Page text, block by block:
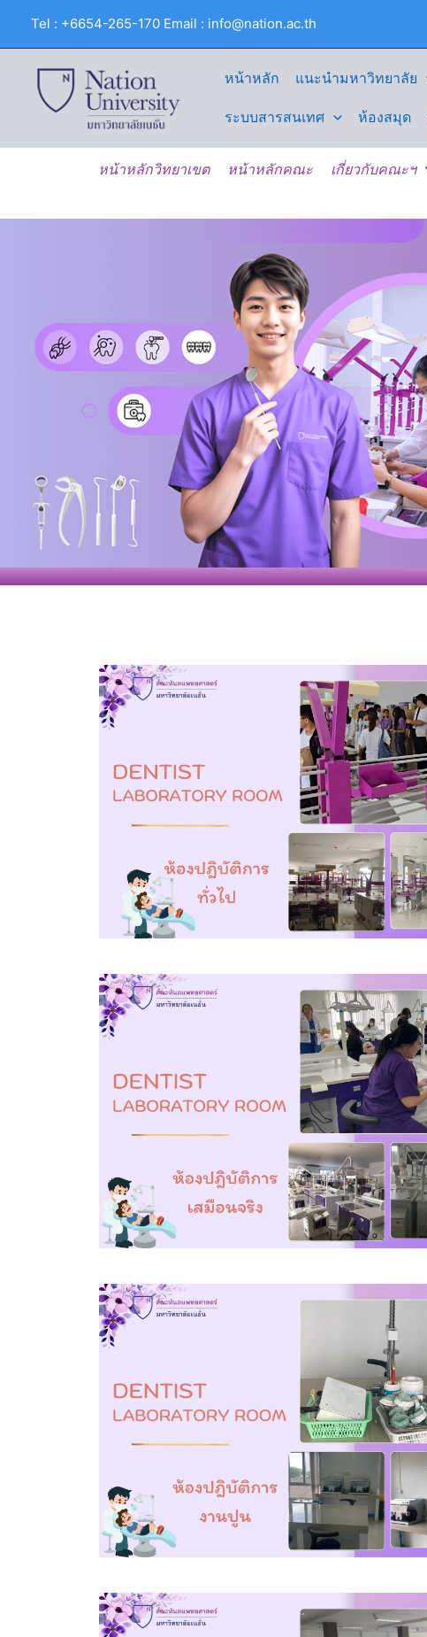
Tel : +6654-265-170 Email : info@nation.ac.th
หน้าหลัก แนะนำมหาวิทยาลัย
ระบบสารสนเทศ ห้องสมุด
หน้าหลักวิทยาเขต หน้าหลักคณะ เกี่ยวกับคณะฯ